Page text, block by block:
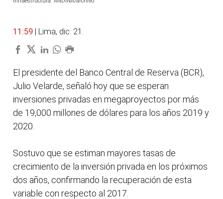
11:59 | Lima, dic. 21.
El presidente del Banco Central de Reserva (BCR),
Julio Velarde, señaló hoy que se esperan
inversiones privadas en megaproyectos por más
de 19,000 millones de dólares para los años 2019 y
2020.
Sostuvo que se estiman mayores tasas de
crecimiento de la inversión privada en los próximos
dos años, confirmando la recuperación de esta
variable con respecto al 2017.